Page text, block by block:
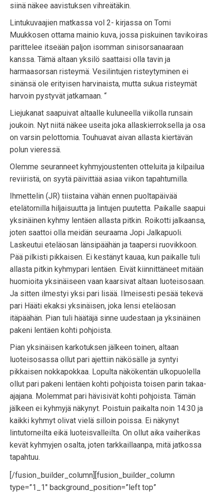
siinä näkee aavistuksen vihreätäkin.
Lintukuvaajien matkassa vol 2- kirjassa on Tomi
Muukkosen ottama mainio kuva, jossa piskuinen tavikoiras
parittelee itseään paljon isomman sinisorsanaaraan
kanssa. Tämä altaan yksilö saattaisi olla tavin ja
harmaasorsan risteymä. Vesilintujen risteytyminen ei
sinänsä ole erityisen harvinaista, mutta sukua risteymät
harvoin pystyvät jatkamaan. “
Liejukanat saapuivat altaalle kuluneella viikolla runsain
joukoin. Nyt niitä näkee useita joka allaskierroksella ja osa
on varsin pelottomia. Touhuavat aivan allasta kiertävän
polun vieressä.
Olemme seuranneet kyhmyjoustenten otteluita ja kilpailua
reviiristä, on syytä päivittää asiaa viikon tapahtumilla.
Ihmettelin (JR) tiistaina vähän ennen puoltapäivää
etelätornilla hiljaisuutta ja lintujen puutetta. Paikalle saapui
yksinäinen kyhmy lentäen allasta pitkin. Roikotti jalkaansa,
joten saattoi olla meidän seuraama Jopi Jalkapuoli.
Laskeutui eteläosan länsipäähän ja taapersi ruovikkoon.
Pää pilkisti pikkaisen. Ei kestänyt kauaa, kun paikalle tuli
allasta pitkin kyhmypari lentäen. Eivät kiinnittäneet mitään
huomioita yksinäiseen vaan kaarsivat altaan luoteisosaan.
Ja sitten ilmestyi yksi pari lisää. Ilmeisesti pesää tekevä
pari Hääti ekaksi yksinäisen, joka lensi eteläosan
itäpäähän. Pian tuli häätäjä sinne uudestaan ja yksinäinen
pakeni lentäen kohti pohjoista.
Pian yksinäisen karkotuksen jälkeen toinen, altaan
luoteisosassa ollut pari ajettiin näkösälle ja syntyi
pikkaisen nokkapokkaa. Lopulta näkökentän ulkopuolella
ollut pari pakeni lentäen kohti pohjoista toisen parin takaa-
ajajana. Molemmat pari hävisivät kohti pohjoista. Tämän
jälkeen ei kyhmyjä näkynyt. Poistuin paikalta noin 14:30 ja
kaikki kyhmyt olivat vielä silloin poissa. Ei näkynyt
lintutorneilta eikä luoteisvalleilta. On ollut aika vaiherikas
kevät kyhmyjen osalta, joten tarkkaillaanpa, mitä jatkossa
tapahtuu.
[/fusion_builder_column][fusion_builder_column
type=”1_1″ background_position=”left top”